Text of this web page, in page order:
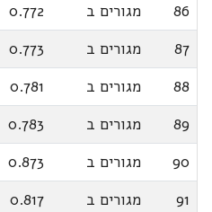
86
מגורים ב 0.772
87
מגורים ב 0.773
88
מגורים ב 0.781
89
מגורים ב 0.783
90
מגורים ב 0.873
91
מגורים ב 0.817